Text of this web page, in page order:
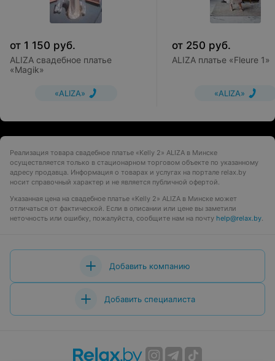
от 1 150 руб.
ALIZA свадебное платье
«Magik»
«ALIZA»
от 250 руб.
ALIZA платье «Fleure 1»
«ALIZA»
Реализация товара свадебное платье «Kelly 2» ALIZA в Минске
осуществляется только в стационарном торговом объекте по указанному
адресу продавца. Информация о товарах и услугах на портале relax.by
носит справочный характер и не является публичной офертой.
Указанная цена на свадебное платье «Kelly 2» ALIZA в Минске может
отличаться от фактической. Если в описании или цене вы заметили
неточность или ошибку, пожалуйста, сообщите нам на почту help@relax.by.
Добавить компанию
Добавить специалиста